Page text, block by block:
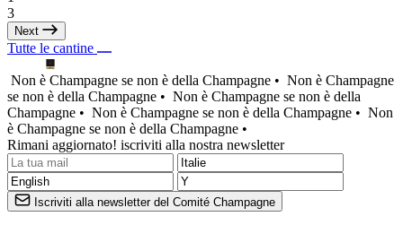
3
Next
Tutte le cantine
Non è Champagne se non è della Champagne • Non è Champagne
se non è della Champagne • Non è Champagne se non è della
Champagne • Non è Champagne se non è della Champagne • Non
è Champagne se non è della Champagne •
Rimani aggiornato! iscriviti alla nostra newsletter
Iscriviti alla newsletter del Comité Champagne